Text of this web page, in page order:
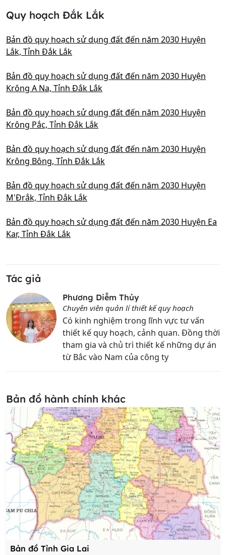
Quy hoạch Đắk Lắk
Bản đồ quy hoạch sử dụng đất đến năm 2030 Huyện
Lắk, Tỉnh Đắk Lắk
Bản đồ quy hoạch sử dụng đất đến năm 2030 Huyện
Krông A Na, Tỉnh Đắk Lắk
Bản đồ quy hoạch sử dụng đất đến năm 2030 Huyện
Krông Pắc, Tỉnh Đắk Lắk
Bản đồ quy hoạch sử dụng đất đến năm 2030 Huyện
Krông Bông, Tỉnh Đắk Lắk
Bản đồ quy hoạch sử dụng đất đến năm 2030 Huyện
M'Đrắk, Tỉnh Đắk Lắk
Bản đồ quy hoạch sử dụng đất đến năm 2030 Huyện Ea
Kar, Tỉnh Đắk Lắk
Tác giả
Phương Diễm Thủy
Chuyên viên quản lí thiết kế quy hoạch
Có kinh nghiệm trong lĩnh vực tư vấn
thiết kế quy hoạch, cảnh quan. Đồng thời
tham gia và chủ trì thiết kế những dự án
từ Bắc vào Nam của công ty
Bản đồ hành chính khác
Bản đồ Tỉnh Gia Lai